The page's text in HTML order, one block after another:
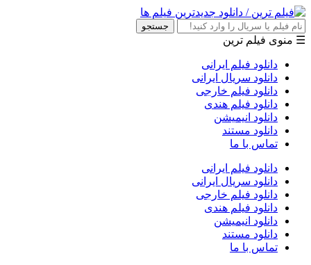
جستجو
☰ منوی فیلم ترین
دانلود فیلم ایرانی
دانلود سریال ایرانی
دانلود فیلم خارجی
دانلود فیلم هندی
دانلود انیمیشن
دانلود مستند
تماس با ما
دانلود فیلم ایرانی
دانلود سریال ایرانی
دانلود فیلم خارجی
دانلود فیلم هندی
دانلود انیمیشن
دانلود مستند
تماس با ما